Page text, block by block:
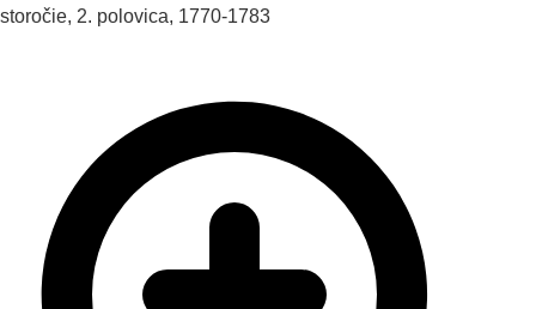
storočie, 2. polovica, 1770-1783